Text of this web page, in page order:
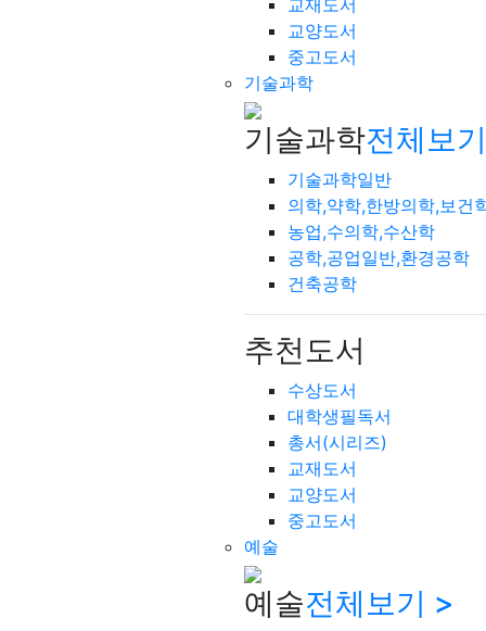
교재도서
교양도서
중고도서
기술과학
기술과학전체보
기술과학일반
의학,약학,한방의학,보건
농업,수의학,수산학
공학,공업일반,환경공학
건축공학
추천도서
수상도서
대학생필독서
총서(시리즈)
교재도서
교양도서
중고도서
예술
예술전체보기 >